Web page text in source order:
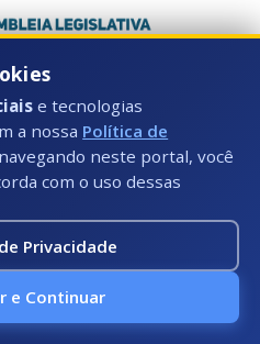
17:00hs
e tecnologias
a nossa Política de
neste portal, você
com o uso dessas
Privacidade
e Continuar